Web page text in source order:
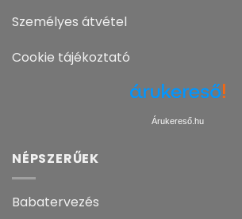
Személyes átvétel
Cookie tájékoztató
Árukereső.hu
NÉPSZERŰEK
Babatervezés